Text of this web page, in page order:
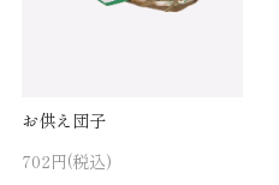
お供え団子
702円(税込)